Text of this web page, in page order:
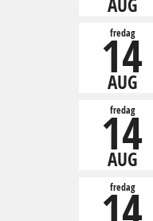
AUG
fredag
14
AUG
fredag
14
AUG
fredag